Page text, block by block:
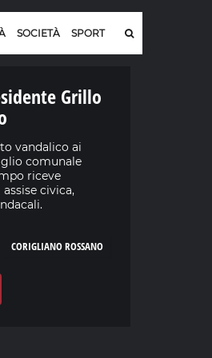
SOCIETÀ SPORT
Grillo
vandalico ai
comunale
riceve
civica,
CORIGLIANO ROSSANO